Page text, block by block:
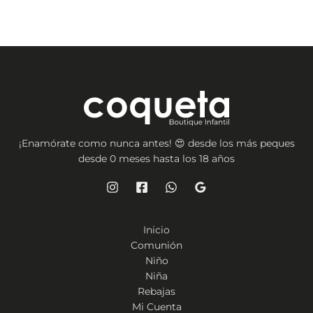
¡Enamórate como nunca antes! 😍 desde los más peques
desde 0 meses hasta los 18 años
Inicio
Comunión
Niño
Niña
Rebajas
Mi Cuenta